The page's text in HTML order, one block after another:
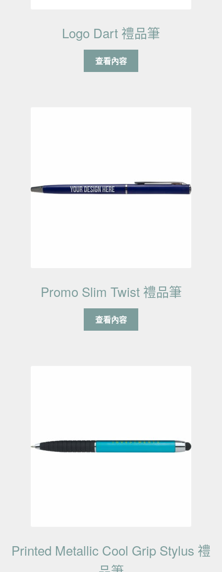
Logo Dart 禮品筆
查看內容
Promo Slim Twist 禮品筆
查看內容
Printed Metallic Cool Grip Stylus 禮